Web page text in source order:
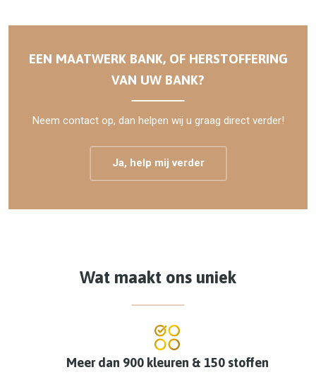
EEN MAATWERK BANK, OF HERSTOFFERING
VAN UW BANK?
Neem contact op, dan helpen wij u graag direct verder!
Ja, help mij verder
Wat maakt ons uniek
Meer dan 900 kleuren & 150 stoffen